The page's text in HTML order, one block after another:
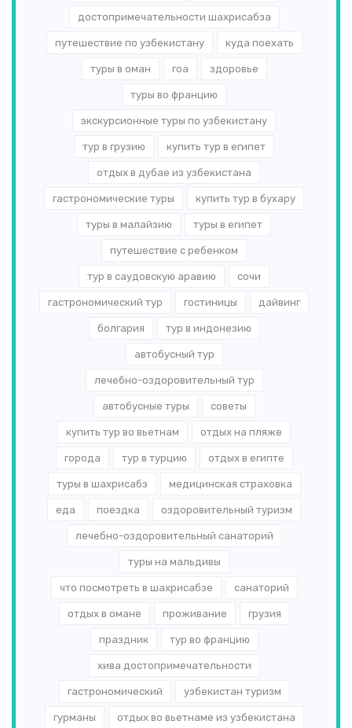
достопримечательности шахрисабза
путешествие по узбекистану куда поехать
туры в оман гоа здоровье
туры во францию
экскурсионные туры по узбекистану
тур в грузию купить тур в египет
отдых в дубае из узбекистана
гастрономические туры купить тур в бухару
туры в малайзию туры в египет
путешествие с ребенком
тур в саудовскую аравию сочи
гастрономический тур гостиницы дайвинг
болгария тур в индонезию
автобусный тур
лечебно-оздоровительный тур
автобусные туры советы
купить тур во вьетнам отдых на пляже
города тур в турцию отдых в египте
туры в шахрисабз медицинская страховка
еда поездка оздоровительный туризм
лечебно-оздоровительный санаторий
туры на мальдивы
что посмотреть в шахрисабзе санаторий
отдых в омане проживание грузия
праздник тур во францию
хива достопримечательности
гастрономический узбекистан туризм
гурманы отдых во вьетнаме из узбекистана